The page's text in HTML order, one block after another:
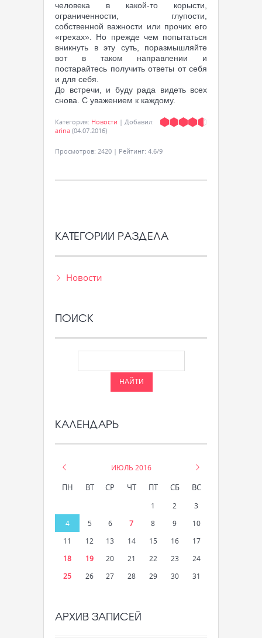
человека в какой-то корысти,
ограниченности, глупости,
собственной важности или прочих его
«грехах». Но прежде чем попытаться
вникнуть в эту суть, поразмышляйте
вот в таком направлении и
постарайтесь получить ответы от себя
и для себя.
До встречи, и буду рада видеть всех
снова. С уважением к каждому.
Категория: Новости | Добавил:
arina (04.07.2016)
Просмотров: 2420 | Рейтинг: 4.6/9
КАТЕГОРИИ РАЗДЕЛА
Новости
ПОИСК
КАЛЕНДАРЬ
ИЮЛЬ 2016
ПН ВТ СР ЧТ ПТ СБ ВС
1 2
3
4
5 6 7 8 9
10
11
12 13 14 15 16
17
18
19 20 21 22 23
24
25
26 27 28 29 30 31
АРХИВ ЗАПИСЕЙ